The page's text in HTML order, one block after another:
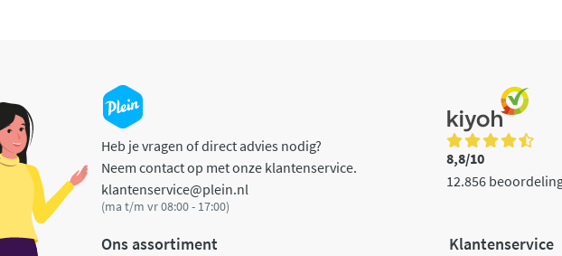
Heb je vragen of direct advies nodig?
Neem contact op met onze klantenservice.
klantenservice@plein.nl
(ma t/m vr 08:00 - 17:00)
8,8/10
12.856
Ons assortiment Klantenservice